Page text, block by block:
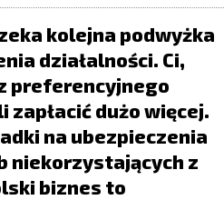
kolejna podwyżka
działalności. Ci,
preferencyjnego
zapłacić dużo więcej.
na ubezpieczenia
niekorzystających z
biznes to